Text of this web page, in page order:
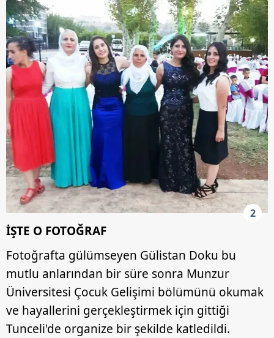
2
İŞTE O FOTOĞRAF
Fotoğrafta gülümseyen Gülistan Doku bu
mutlu anlarından bir süre sonra Munzur
Üniversitesi Çocuk Gelişimi bölümünü okumak
ve hayallerini gerçekleştirmek için gittiği
Tunceli'de organize bir şekilde katledildi.